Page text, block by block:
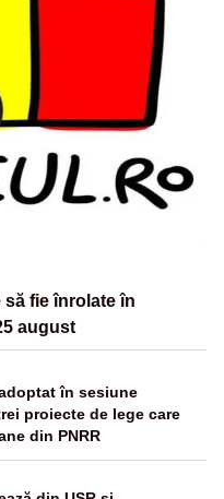
să fie înrolate în
august
în sesiune
proiecte de lege care
din PNRR